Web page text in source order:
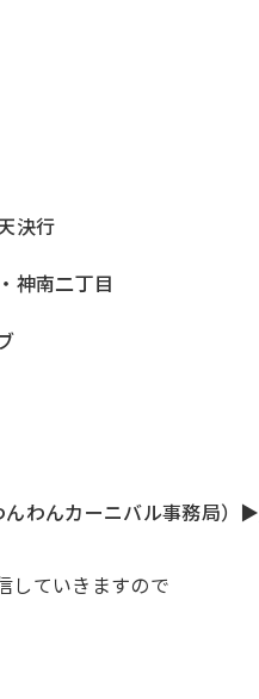
決行
神南二丁目
わんカーニバル事務局）▶
していきますので